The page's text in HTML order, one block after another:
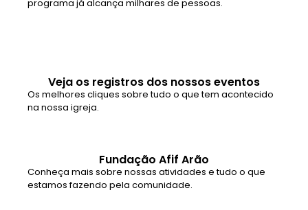
programa já alcança milhares de pessoas.
Veja os registros dos nossos eventos
Os melhores cliques sobre tudo o que tem acontecido
na nossa igreja.
Fundação Afif Arão
Conheça mais sobre nossas atividades e tudo o que
estamos fazendo pela comunidade.